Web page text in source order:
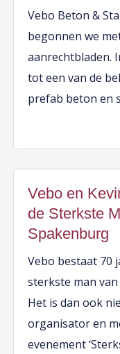
Vebo Beton &
begonnen we
aanrechtbladen.
tot een van de
prefab beton en
Vebo en
de Sterkste
Spakenburg
Vebo bestaat 70
sterkste man
Het is dan ook
organisator en
evenement